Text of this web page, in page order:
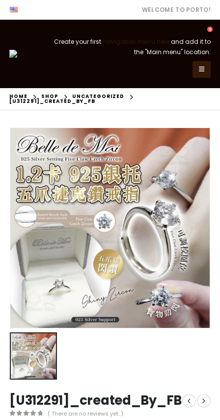
WELCOME TO PORTO!
0
Create your first navigation menu hereand add it to
the "Main menu" location.
HOME SHOP UNCATEGORIZED
[U312291]_CREATED_BY_FB
[U312291]_created_By_FB
( There are no reviews yet. )